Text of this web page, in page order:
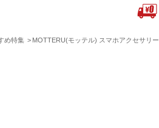
め特集 MOTTERU(モッテル) スマホアクセサリー